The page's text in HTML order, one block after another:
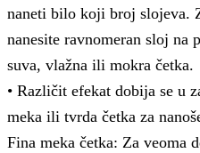
naneti bilo koji broj slojeva.
nanesite ravnomeran sloj na
suva, vlažna ili mokra četka.
• Različit efekat dobija se u
meka ili tvrda četka za
Fina meka četka: Za veoma